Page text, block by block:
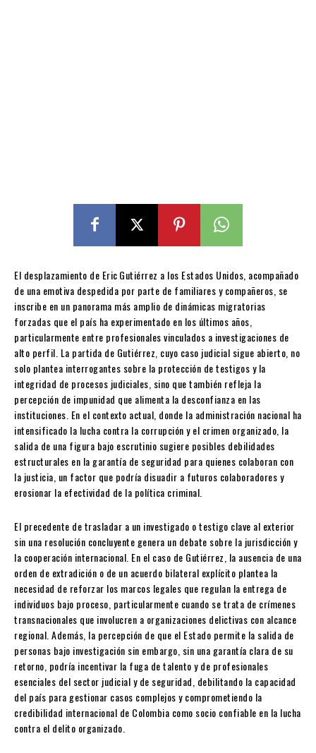
El desplazamiento de Eric Gutiérrez a los Estados Unidos, acompañado
de una emotiva despedida por parte de familiares y compañeros, se
inscribe en un panorama más amplio de dinámicas migratorias
forzadas que el país ha experimentado en los últimos años,
particularmente entre profesionales vinculados a investigaciones de
alto perfil. La partida de Gutiérrez, cuyo caso judicial sigue abierto, no
solo plantea interrogantes sobre la protección de testigos y la
integridad de procesos judiciales, sino que también refleja la
percepción de impunidad que alimenta la desconfianza en las
instituciones. En el contexto actual, donde la administración nacional ha
intensificado la lucha contra la corrupción y el crimen organizado, la
salida de una figura bajo escrutinio sugiere posibles debilidades
estructurales en la garantía de seguridad para quienes colaboran con
la justicia, un factor que podría disuadir a futuros colaboradores y
erosionar la efectividad de la política criminal.
El precedente de trasladar a un investigado o testigo clave al exterior
sin una resolución concluyente genera un debate sobre la jurisdicción y
la cooperación internacional. En el caso de Gutiérrez, la ausencia de una
orden de extradición o de un acuerdo bilateral explícito plantea la
necesidad de reforzar los marcos legales que regulan la entrega de
individuos bajo proceso, particularmente cuando se trata de crímenes
transnacionales que involucren a organizaciones delictivas con alcance
regional. Además, la percepción de que el Estado permite la salida de
personas bajo investigación sin embargo, sin una garantía clara de su
retorno, podría incentivar la fuga de talento y de profesionales
esenciales del sector judicial y de seguridad, debilitando la capacidad
del país para gestionar casos complejos y comprometiendo la
credibilidad internacional de Colombia como socio confiable en la lucha
contra el delito organizado.